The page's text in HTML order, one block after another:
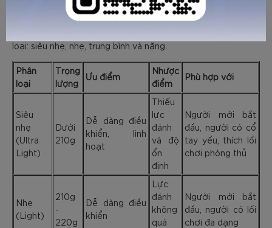
Chọn vợt theo trọng lượng không chỉ giúp cho người chơi
có được cảm giác tốt hơn mà còn hạn chế các chấn thương
loại: siêu nhẹ, nhẹ, trung bình và nặng.
Phân
loại
Trọng
lượng
Ưu điểm
Nhược
điểm
Phù hợp với
Siêu
nhẹ
(Ultra
Light)
Dưới
210g
Dễ dàng điều
khiển, linh
hoạt
Thiếu
lực
đánh
và độ
ổn
định
Người mới bắt
đầu, người có cổ
tay yếu, thích lối
chơi phòng thủ
Nhẹ
(Light)
210g
-
220g
Dễ dàng điều
khiển
Lực
đánh
không
quá
Người mới bắt
đầu, người có lối
chơi đa dạng